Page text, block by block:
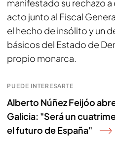
manifestado su rechazo a
acto junto al Fiscal
el hecho de insólito y un
básicos del Estado de
propio monarca.
PUEDE INTERESARTE
Alberto Núñez Feijóo
Galicia: "Será un
el futuro de España"